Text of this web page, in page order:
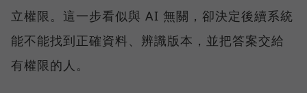
立權限。這一步看似與 AI 無關，卻決定後續系統
能不能找到正確資料、辨識版本，並把答案交給
有權限的人。